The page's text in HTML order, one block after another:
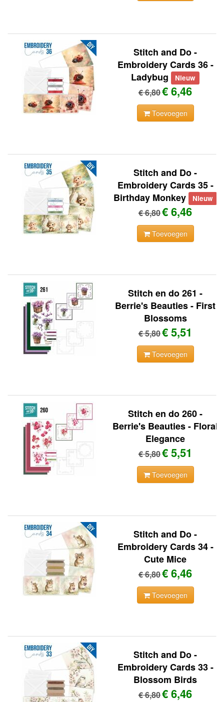
Stitch and Do -
Embroidery Cards 36 -
Ladybug
Nieuw
€ 6,80€ 6,46
Toevoegen
Stitch and Do -
Embroidery Cards 35 -
Birthday Monkey
Nieuw
€ 6,80€ 6,46
Toevoegen
Stitch en do 261 -
Berrie's Beauties - First
Blossoms
€ 5,80€ 5,51
Toevoegen
Stitch en do 260 -
Berrie's Beauties - Floral
Elegance
€ 5,80€ 5,51
Toevoegen
Stitch and Do -
Embroidery Cards 34 -
Cute Mice
€ 6,80€ 6,46
Toevoegen
Stitch and Do -
Embroidery Cards 33 -
Blossom Birds
€ 6,80€ 6,46